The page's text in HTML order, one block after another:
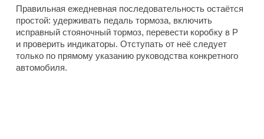
Правильная ежедневная последовательность остаётся
простой: удерживать педаль тормоза, включить
исправный стояночный тормоз, перевести коробку в P
и проверить индикаторы. Отступать от неё следует
только по прямому указанию руководства конкретного
автомобиля.